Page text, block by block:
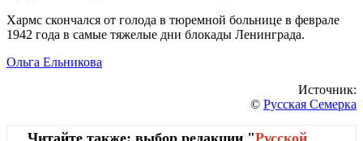
Хармс скончался от голода в тюремной больнице в феврале
1942 года в самые тяжелые дни блокады Ленинграда.
Ольга Ельникова
Источник:
© Русская Семерка
Читайте также: выбор редакции "Русской